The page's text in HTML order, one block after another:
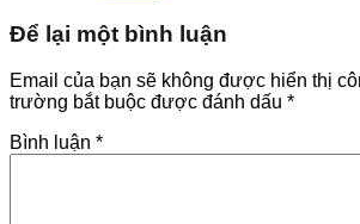
Để lại một bình luận
Email của bạn sẽ không được hiển thị
trường bắt buộc được đánh dấu *
Bình luận *